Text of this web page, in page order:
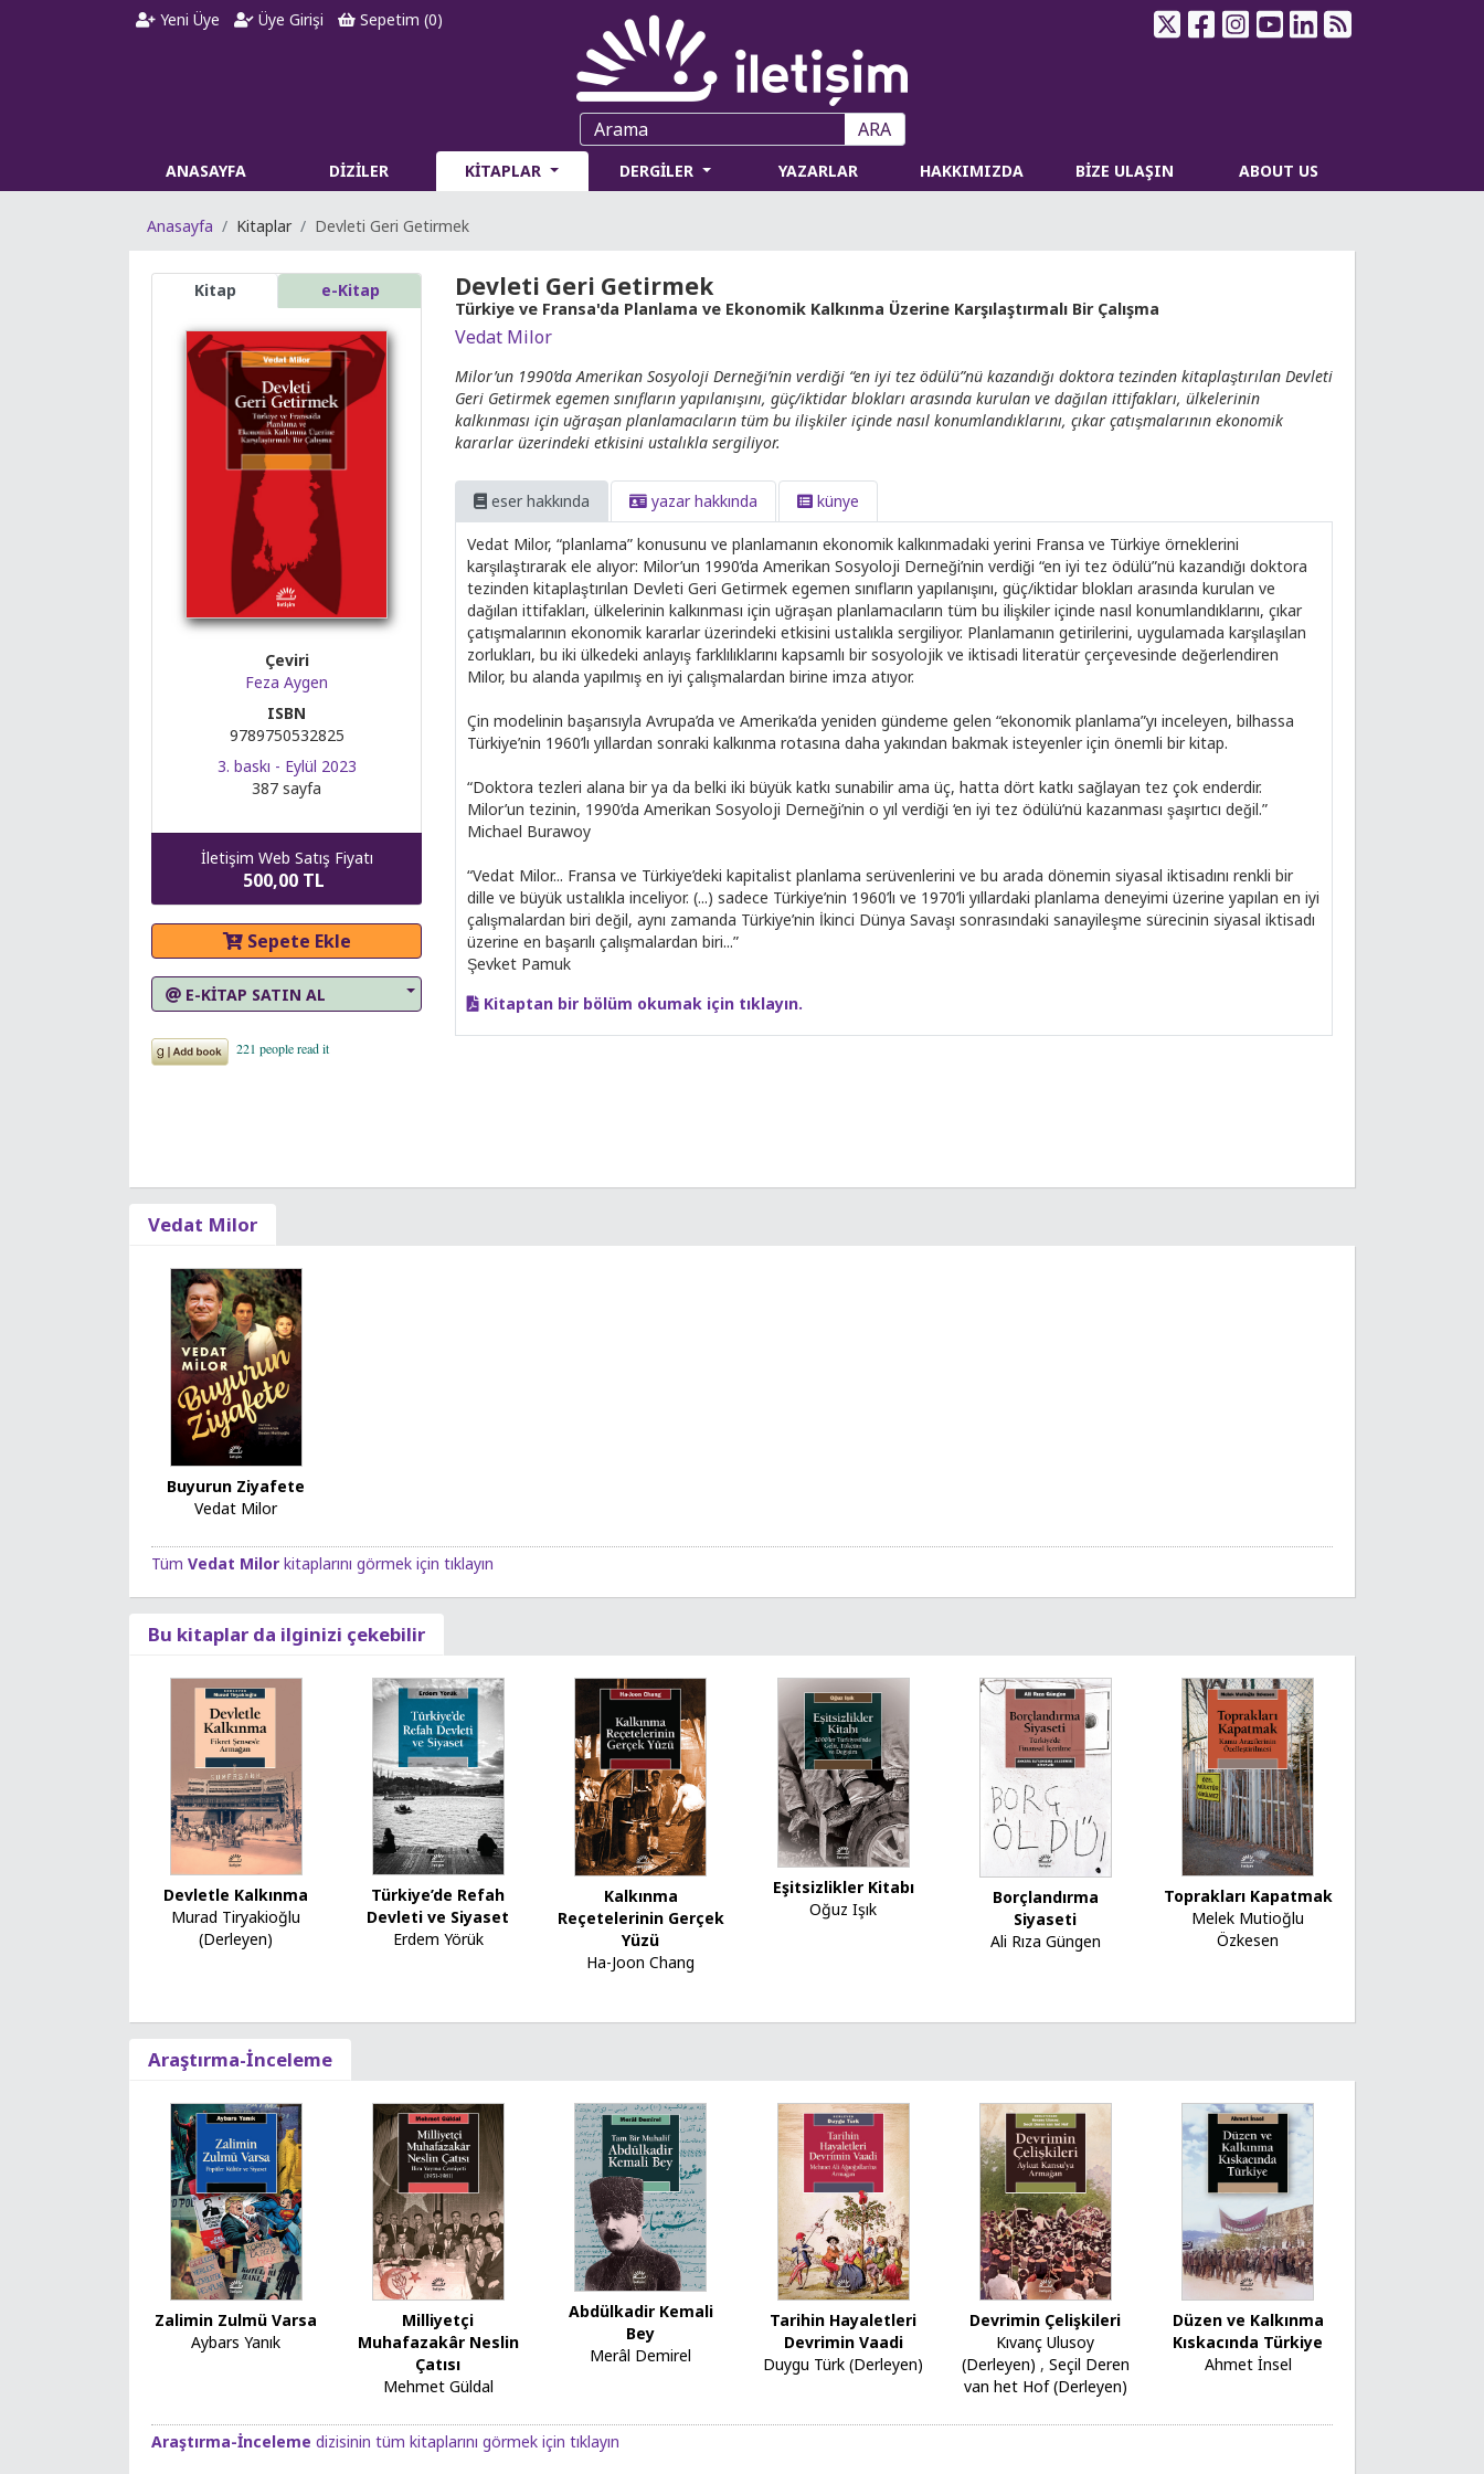
Yeni Üye Üye Girişi Sepetim (0)
ARA
ANASAYFA DİZİLER KİTAPLAR DERGİLER YAZARLAR HAKKIMIZDA BİZE ULAŞIN ABOUT US
Anasayfa Kitaplar Devleti Geri Getirmek
Kitap e-Kitap
Çeviri
Feza Aygen
ISBN
9789750532825
3. baskı - Eylül 2023
387 sayfa
İletişim Web Satış Fiyatı
500,00 TL
Sepete Ekle
E-KİTAP SATIN AL
Devleti Geri Getirmek
Türkiye ve Fransa'da Planlama ve Ekonomik Kalkınma Üzerine Karşılaştırmalı Bir Çalışma
Vedat Milor
Milor’un 1990’da Amerikan Sosyoloji Derneği’nin verdiği “en iyi tez ödülü”nü kazandığı doktora tezinden kitaplaştırılan Devleti
Geri Getirmek egemen sınıfların yapılanışını, güç/iktidar blokları arasında kurulan ve dağılan ittifakları, ülkelerinin
kalkınması için uğraşan planlamacıların tüm bu ilişkiler içinde nasıl konumlandıklarını, çıkar çatışmalarının ekonomik
kararlar üzerindeki etkisini ustalıkla sergiliyor.
eser hakkında yazar hakkında künye
Vedat Milor, “planlama” konusunu ve planlamanın ekonomik kalkınmadaki yerini Fransa ve Türkiye örneklerini
karşılaştırarak ele alıyor: Milor’un 1990’da Amerikan Sosyoloji Derneği’nin verdiği “en iyi tez ödülü”nü kazandığı doktora
tezinden kitaplaştırılan Devleti Geri Getirmek egemen sınıfların yapılanışını, güç/iktidar blokları arasında kurulan ve
dağılan ittifakları, ülkelerinin kalkınması için uğraşan planlamacıların tüm bu ilişkiler içinde nasıl konumlandıklarını, çıkar
çatışmalarının ekonomik kararlar üzerindeki etkisini ustalıkla sergiliyor. Planlamanın getirilerini, uygulamada karşılaşılan
zorlukları, bu iki ülkedeki anlayış farklılıklarını kapsamlı bir sosyolojik ve iktisadi literatür çerçevesinde değerlendiren
Milor, bu alanda yapılmış en iyi çalışmalardan birine imza atıyor.
Çin modelinin başarısıyla Avrupa’da ve Amerika’da yeniden gündeme gelen “ekonomik planlama”yı inceleyen, bilhassa
Türkiye’nin 1960’lı yıllardan sonraki kalkınma rotasına daha yakından bakmak isteyenler için önemli bir kitap.
“Doktora tezleri alana bir ya da belki iki büyük katkı sunabilir ama üç, hatta dört katkı sağlayan tez çok enderdir.
Milor’un tezinin, 1990’da Amerikan Sosyoloji Derneği’nin o yıl verdiği ‘en iyi tez ödülü’nü kazanması şaşırtıcı değil.”
Michael Burawoy
“Vedat Milor... Fransa ve Türkiye’deki kapitalist planlama serüvenlerini ve bu arada dönemin siyasal iktisadını renkli bir
dille ve büyük ustalıkla inceliyor. (...) sadece Türkiye’nin 1960’lı ve 1970’li yıllardaki planlama deneyimi üzerine yapılan en iyi
çalışmalardan biri değil, aynı zamanda Türkiye’nin İkinci Dünya Savaşı sonrasındaki sanayileşme sürecinin siyasal iktisadı
üzerine en başarılı çalışmalardan biri...”
Şevket Pamuk
Kitaptan bir bölüm okumak için tıklayın.
Vedat Milor
Buyurun Ziyafete
Vedat Milor
Tüm Vedat Milor kitaplarını görmek için tıklayın
Bu kitaplar da ilginizi çekebilir
Devletle Kalkınma
Murad Tiryakioğlu
(Derleyen)
Türkiye’de Refah
Devleti ve Siyaset
Erdem Yörük
Kalkınma
Reçetelerinin Gerçek
Yüzü
Ha-Joon Chang
Eşitsizlikler Kitabı
Oğuz Işık
Borçlandırma
Siyaseti
Ali Rıza Güngen
Toprakları Kapatmak
Melek Mutioğlu
Özkesen
Araştırma-İnceleme
Zalimin Zulmü Varsa
Aybars Yanık
Milliyetçi
Muhafazakâr Neslin
Çatısı
Mehmet Güldal
Abdülkadir Kemali
Bey
Merâl Demirel
Tarihin Hayaletleri
Devrimin Vaadi
Duygu Türk (Derleyen)
Devrimin Çelişkileri
Kıvanç Ulusoy
(Derleyen) , Seçil Deren
van het Hof (Derleyen)
Düzen ve Kalkınma
Kıskacında Türkiye
Ahmet İnsel
Araştırma-İnceleme dizisinin tüm kitaplarını görmek için tıklayın